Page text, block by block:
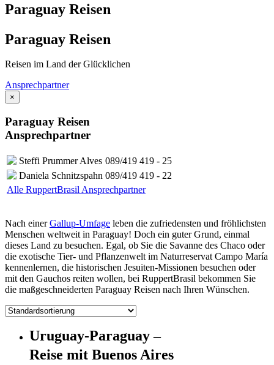
Paraguay Reisen
Paraguay Reisen
Reisen im Land der Glücklichen
Ansprechpartner
×
Paraguay Reisen
Ansprechpartner
Steffi Prummer Alves 089/419 419 - 25
Daniela Schnitzspahn 089/419 419 - 22
Alle RuppertBrasil Ansprechpartner
Nach einerGallup-Umfage leben die zufriedensten und fröhlichsten
Menschen weltweit in Paraguay! Doch ein guter Grund, einmal
dieses Land zu besuchen. Egal, ob Sie die Savanne des Chaco oder
die exotische Tier- und Pflanzenwelt im Naturreservat Campo María
kennenlernen, die historischen Jesuiten-Missionen besuchen oder
mit den Gauchos reiten wollen, bei RuppertBrasil bekommen Sie
die maßgeschneiderten Paraguay Reisen nach Ihren Wünschen.
Uruguay-Paraguay –
Reise mit Buenos Aires